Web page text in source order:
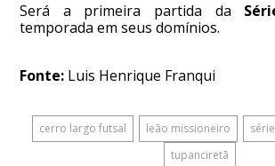
Será a primeira partida da
temporada em seus domínios.
Fonte: Luis Henrique Franqui
cerro largo futsal leão missioneiro
tupanciretã